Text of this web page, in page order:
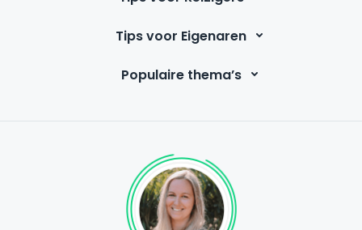
Tips voor Eigenaren
Populaire thema’s